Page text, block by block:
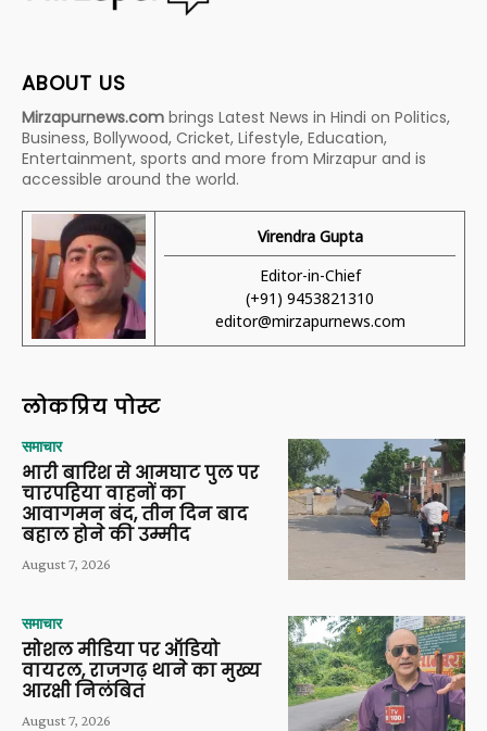
ABOUT US
Mirzapurnews.com brings Latest News in Hindi on Politics,
Business, Bollywood, Cricket, Lifestyle, Education,
Entertainment, sports and more from Mirzapur and is
accessible around the world.
Virendra Gupta
Editor-in-Chief
(+91) 9453821310
editor@mirzapurnews.com
लोकप्रिय पोस्ट
समाचार
भारी बारिश से आमघाट पुल पर
चारपहिया वाहनों का
आवागमन बंद, तीन दिन बाद
बहाल होने की उम्मीद
August 7, 2026
समाचार
सोशल मीडिया पर ऑडियो
वायरल, राजगढ़ थाने का मुख्य
आरक्षी निलंबित
August 7, 2026